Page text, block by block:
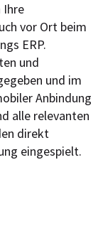
Ihre
vor Ort beim
ERP.
und
und im
Anbindung
alle relevanten
direkt
eingespielt.